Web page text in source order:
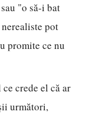
"o să-i bat
pot
promite ce nu
crede el că ar
următori,